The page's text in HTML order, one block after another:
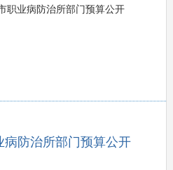
职业病防治所部门预算公开
防治所部门预算公开